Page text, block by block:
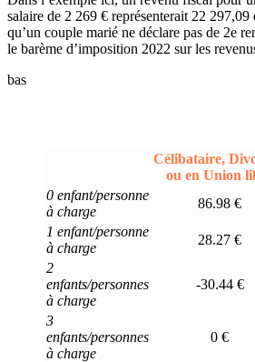
salaire de 2 269 € représenterait 22
qu’un couple marié ne déclare pas de 2e
le barème d’imposition 2022 sur les
bas
Célibataire,
ou en Union
0 enfant/personne
à charge
86.98 €
1 enfant/personne
à charge
28.27 €
2
enfants/personnes
à charge
-30.44 €
3
enfants/personnes
à charge
0 €